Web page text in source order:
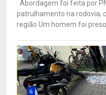
Abordagem foi feita por
patrulhamento na rodovia;
região Um homem foi preso
6